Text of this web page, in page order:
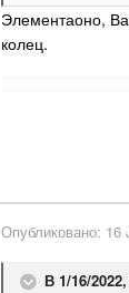
Элементаоно,
колец.
Опубликовано: 16
В 1/16/